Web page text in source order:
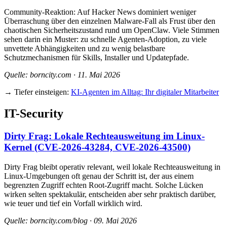
Community-Reaktion: Auf Hacker News dominiert weniger
Überraschung über den einzelnen Malware-Fall als Frust über den
chaotischen Sicherheitszustand rund um OpenClaw. Viele Stimmen
sehen darin ein Muster: zu schnelle Agenten-Adoption, zu viele
unvettete Abhängigkeiten und zu wenig belastbare
Schutzmechanismen für Skills, Installer und Updatepfade.
Quelle: borncity.com · 11. Mai 2026
→ Tiefer einsteigen: KI-Agenten im Alltag: Ihr digitaler Mitarbeiter
IT-Security
Dirty Frag: Lokale Rechteausweitung im Linux-
Kernel (CVE-2026-43284, CVE-2026-43500)
Dirty Frag bleibt operativ relevant, weil lokale Rechteausweitung in
Linux-Umgebungen oft genau der Schritt ist, der aus einem
begrenzten Zugriff echten Root-Zugriff macht. Solche Lücken
wirken selten spektakulär, entscheiden aber sehr praktisch darüber,
wie teuer und tief ein Vorfall wirklich wird.
Quelle: borncity.com/blog · 09. Mai 2026